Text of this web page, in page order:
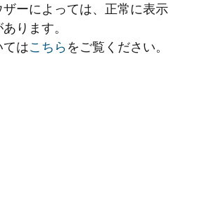
ザーによっては、正常に表示
ります。
てはこちら をご覧ください。